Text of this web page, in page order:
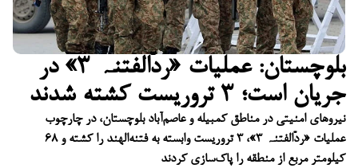
بلوچستان: عملیات «ردّالفتنہ ۳» در
جریان است؛ ۳ تروریست کشته شدند
نیروهای امنیتی در مناطق کمبیله و عاصم‌آباد بلوچستان، در چارچوب
عملیات «ردّالفتنہ ۳»، ۳ تروریست وابسته به فتنه‌الهند را کشته و ۶۸
کیلومتر مربع از منطقه را پاک‌سازی کردند